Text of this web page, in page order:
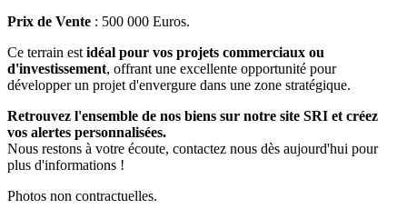
Prix de Vente : 500 000 Euros.
Ce terrain est idéal pour vos projets commerciaux ou
d'investissement, offrant une excellente opportunité pour
développer un projet d'envergure dans une zone stratégique.
Retrouvez l'ensemble de nos biens sur notre site SRI et créez
vos alertes personnalisées.
Nous restons à votre écoute, contactez nous dès aujourd'hui pour
plus d'informations !
Photos non contractuelles.